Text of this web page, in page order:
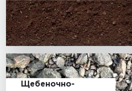
Щебеночно-